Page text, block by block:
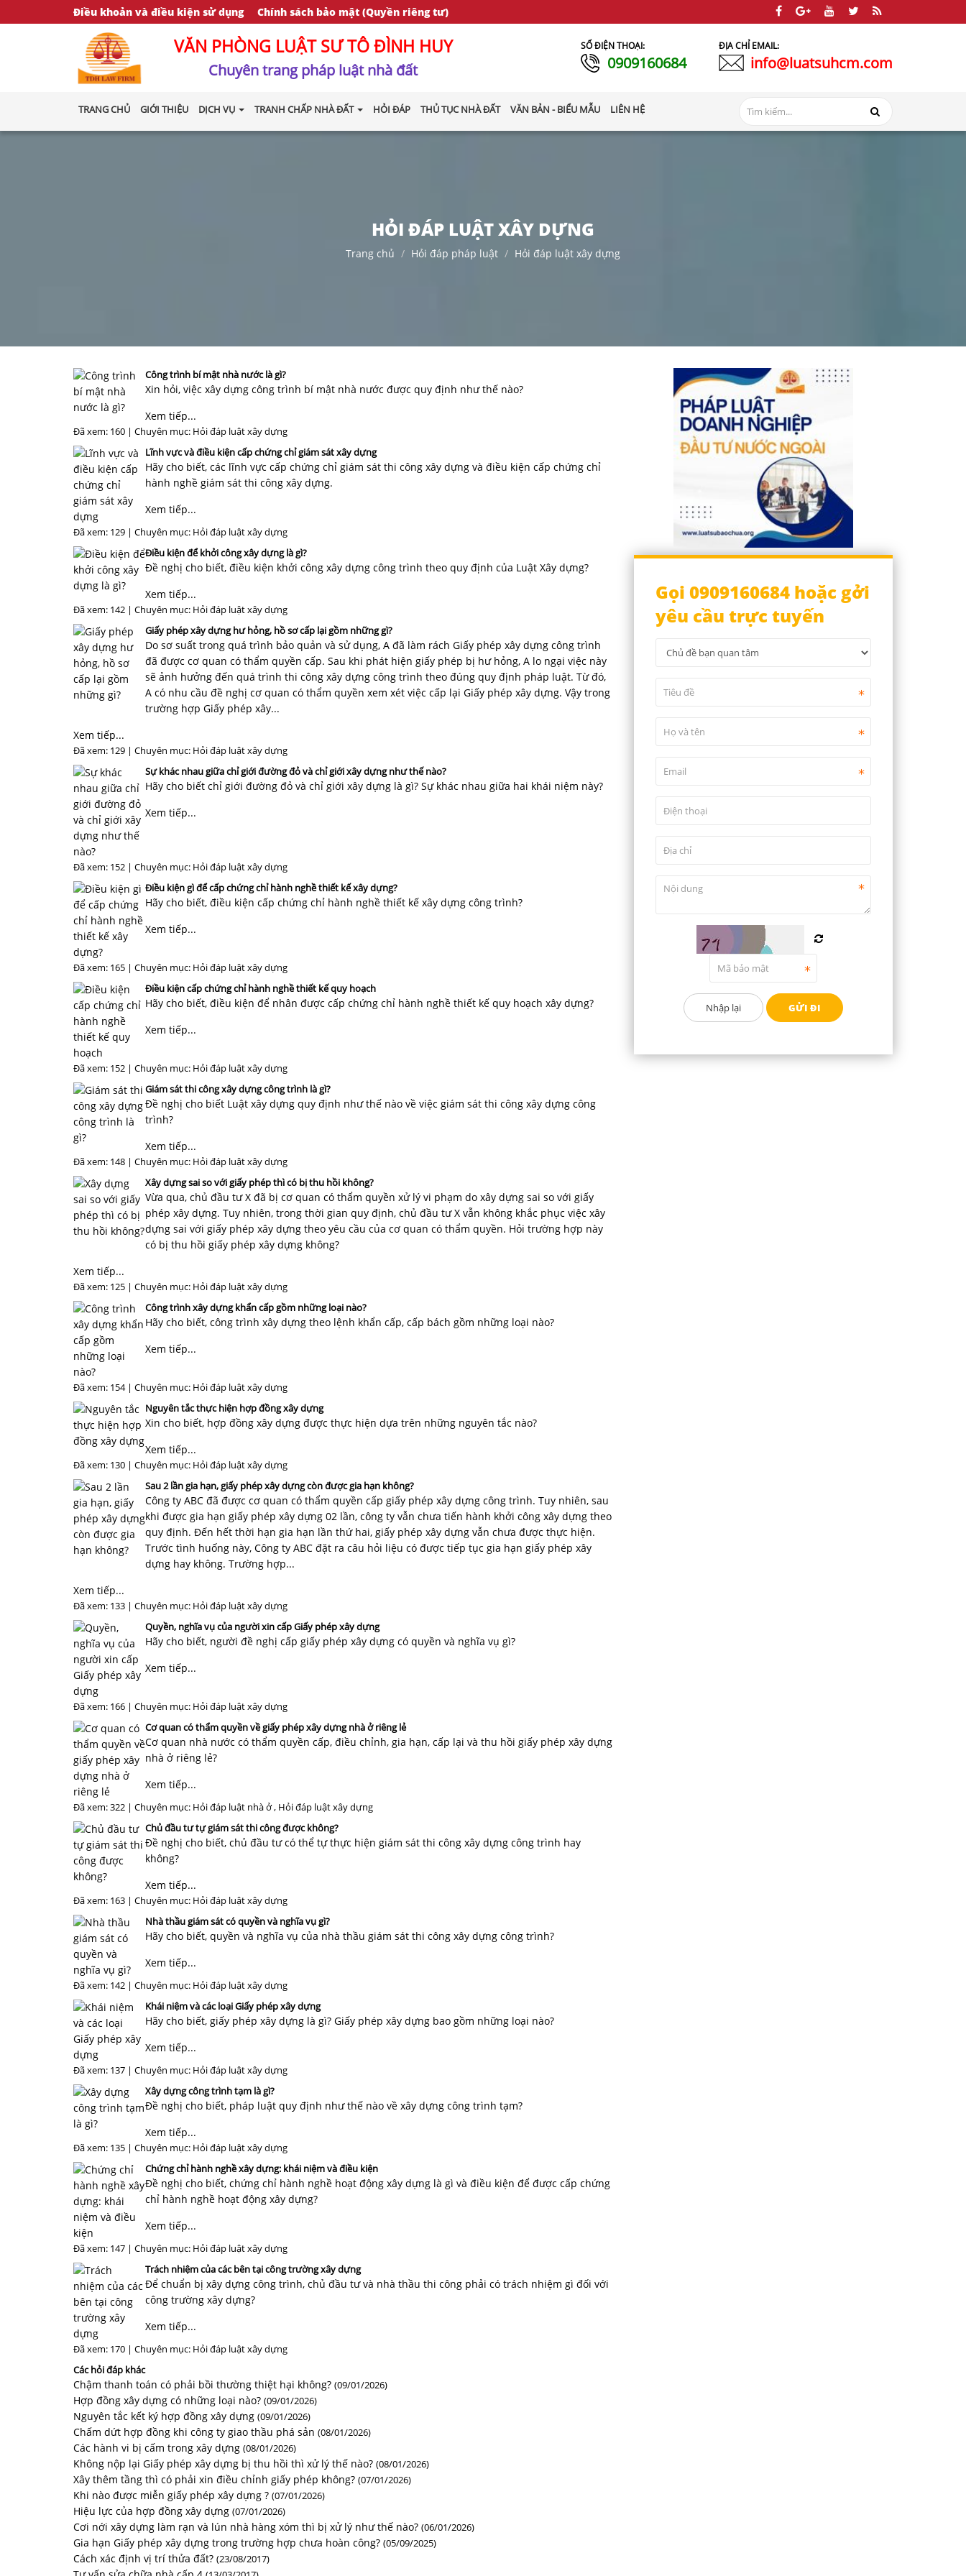
Điều khoản và điều kiện sử dụng Chính sách bảo mật (Quyền riêng tư)
VĂN PHÒNG LUẬT SƯ TÔ ĐÌNH HUY
Chuyên trang pháp luật nhà đất
SỐ ĐIỆN THOẠI:
0909160684
ĐỊA CHỈ EMAIL:
info@luatsuhcm.com
TRANG CHỦ GIỚI THIỆU DỊCH VỤ TRANH CHẤP NHÀ ĐẤT HỎI ĐÁP THỦ TỤC NHÀ ĐẤT VĂN BẢN - BIỂU MẪU LIÊN HỆ
HỎI ĐÁP LUẬT XÂY DỰNG
Trang chủ Hỏi đáp pháp luật Hỏi đáp luật xây dựng
Công trình bí mật nhà nước là gì?
Xin hỏi, việc xây dựng công trình bí mật nhà nước được quy định như thế nào?
Xem tiếp...
Đã xem: 160 | Chuyên mục: Hỏi đáp luật xây dựng
Lĩnh vực và điều kiện cấp chứng chỉ giám sát xây dựng
Hãy cho biết, các lĩnh vực cấp chứng chỉ giám sát thi công xây dựng và điều kiện cấp chứng chỉ
hành nghề giám sát thi công xây dựng.
Xem tiếp...
Đã xem: 129 | Chuyên mục: Hỏi đáp luật xây dựng
Điều kiện để khởi công xây dựng là gì?
Đề nghị cho biết, điều kiện khởi công xây dựng công trình theo quy định của Luật Xây dựng?
Xem tiếp...
Đã xem: 142 | Chuyên mục: Hỏi đáp luật xây dựng
Giấy phép xây dựng hư hỏng, hồ sơ cấp lại gồm những gì?
Do sơ suất trong quá trình bảo quản và sử dụng, A đã làm rách Giấy phép xây dựng công trình
đã được cơ quan có thẩm quyền cấp. Sau khi phát hiện giấy phép bị hư hỏng, A lo ngại việc này
sẽ ảnh hưởng đến quá trình thi công xây dựng công trình theo đúng quy định pháp luật. Từ đó,
A có nhu cầu đề nghị cơ quan có thẩm quyền xem xét việc cấp lại Giấy phép xây dựng. Vậy trong
trường hợp Giấy phép xây...
Xem tiếp...
Đã xem: 129 | Chuyên mục: Hỏi đáp luật xây dựng
Sự khác nhau giữa chỉ giới đường đỏ và chỉ giới xây dựng như thế nào?
Hãy cho biết chỉ giới đường đỏ và chỉ giới xây dựng là gì? Sự khác nhau giữa hai khái niệm này?
Xem tiếp...
Đã xem: 152 | Chuyên mục: Hỏi đáp luật xây dựng
Điều kiện gì để cấp chứng chỉ hành nghề thiết kế xây dựng?
Hãy cho biết, điều kiện cấp chứng chỉ hành nghề thiết kế xây dựng công trình?
Xem tiếp...
Đã xem: 165 | Chuyên mục: Hỏi đáp luật xây dựng
Điều kiện cấp chứng chỉ hành nghề thiết kế quy hoạch
Hãy cho biết, điều kiện để nhân được cấp chứng chỉ hành nghề thiết kế quy hoạch xây dựng?
Xem tiếp...
Đã xem: 152 | Chuyên mục: Hỏi đáp luật xây dựng
Giám sát thi công xây dựng công trình là gì?
Đề nghị cho biết Luật xây dựng quy định như thế nào về việc giám sát thi công xây dựng công
trình?
Xem tiếp...
Đã xem: 148 | Chuyên mục: Hỏi đáp luật xây dựng
Xây dựng sai so với giấy phép thì có bị thu hồi không?
Vừa qua, chủ đầu tư X đã bị cơ quan có thẩm quyền xử lý vi phạm do xây dựng sai so với giấy
phép xây dựng. Tuy nhiên, trong thời gian quy định, chủ đầu tư X vẫn không khắc phục việc xây
dựng sai với giấy phép xây dựng theo yêu cầu của cơ quan có thẩm quyền. Hỏi trường hợp này
có bị thu hồi giấy phép xây dựng không?
Xem tiếp...
Đã xem: 125 | Chuyên mục: Hỏi đáp luật xây dựng
Công trình xây dựng khẩn cấp gồm những loại nào?
Hãy cho biết, công trình xây dựng theo lệnh khẩn cấp, cấp bách gồm những loại nào?
Xem tiếp...
Đã xem: 154 | Chuyên mục: Hỏi đáp luật xây dựng
Nguyên tắc thực hiện hợp đồng xây dựng
Xin cho biết, hợp đồng xây dựng được thực hiện dựa trên những nguyên tắc nào?
Xem tiếp...
Đã xem: 130 | Chuyên mục: Hỏi đáp luật xây dựng
Sau 2 lần gia hạn, giấy phép xây dựng còn được gia hạn không?
Công ty ABC đã được cơ quan có thẩm quyền cấp giấy phép xây dựng công trình. Tuy nhiên, sau
khi được gia hạn giấy phép xây dựng 02 lần, công ty vẫn chưa tiến hành khởi công xây dựng theo
quy định. Đến hết thời hạn gia hạn lần thứ hai, giấy phép xây dựng vẫn chưa được thực hiện.
Trước tình huống này, Công ty ABC đặt ra câu hỏi liệu có được tiếp tục gia hạn giấy phép xây
dựng hay không. Trường hợp...
Xem tiếp...
Đã xem: 133 | Chuyên mục: Hỏi đáp luật xây dựng
Quyền, nghĩa vụ của người xin cấp Giấy phép xây dựng
Hãy cho biết, người đề nghị cấp giấy phép xây dựng có quyền và nghĩa vụ gì?
Xem tiếp...
Đã xem: 166 | Chuyên mục: Hỏi đáp luật xây dựng
Cơ quan có thẩm quyền về giấy phép xây dựng nhà ở riêng lẻ
Cơ quan nhà nước có thẩm quyền cấp, điều chỉnh, gia hạn, cấp lại và thu hồi giấy phép xây dựng
nhà ở riêng lẻ?
Xem tiếp...
Đã xem: 322 | Chuyên mục: Hỏi đáp luật nhà ở, Hỏi đáp luật xây dựng
Chủ đầu tư tự giám sát thi công được không?
Đề nghị cho biết, chủ đầu tư có thể tự thực hiện giám sát thi công xây dựng công trình hay
không?
Xem tiếp...
Đã xem: 163 | Chuyên mục: Hỏi đáp luật xây dựng
Nhà thầu giám sát có quyền và nghĩa vụ gì?
Hãy cho biết, quyền và nghĩa vụ của nhà thầu giám sát thi công xây dựng công trình?
Xem tiếp...
Đã xem: 142 | Chuyên mục: Hỏi đáp luật xây dựng
Khái niệm và các loại Giấy phép xây dựng
Hãy cho biết, giấy phép xây dựng là gì? Giấy phép xây dựng bao gồm những loại nào?
Xem tiếp...
Đã xem: 137 | Chuyên mục: Hỏi đáp luật xây dựng
Xây dựng công trình tạm là gì?
Đề nghị cho biết, pháp luật quy định như thế nào về xây dựng công trình tạm?
Xem tiếp...
Đã xem: 135 | Chuyên mục: Hỏi đáp luật xây dựng
Chứng chỉ hành nghề xây dựng: khái niệm và điều kiện
Đề nghị cho biết, chứng chỉ hành nghề hoạt động xây dựng là gì và điều kiện để được cấp chứng
chỉ hành nghề hoạt động xây dựng?
Xem tiếp...
Đã xem: 147 | Chuyên mục: Hỏi đáp luật xây dựng
Trách nhiệm của các bên tại công trường xây dựng
Để chuẩn bị xây dựng công trình, chủ đầu tư và nhà thầu thi công phải có trách nhiệm gì đối với
công trường xây dựng?
Xem tiếp...
Đã xem: 170 | Chuyên mục: Hỏi đáp luật xây dựng
Các hỏi đáp khác
Chậm thanh toán có phải bồi thường thiệt hại không? (09/01/2026)
Hợp đồng xây dựng có những loại nào? (09/01/2026)
Nguyên tắc kết ký hợp đồng xây dựng (09/01/2026)
Chấm dứt hợp đồng khi công ty giao thầu phá sản (08/01/2026)
Các hành vi bị cấm trong xây dựng (08/01/2026)
Không nộp lại Giấy phép xây dựng bị thu hồi thì xử lý thế nào? (08/01/2026)
Xây thêm tầng thì có phải xin điều chỉnh giấy phép không? (07/01/2026)
Khi nào được miễn giấy phép xây dựng ? (07/01/2026)
Hiệu lực của hợp đồng xây dựng (07/01/2026)
Cơi nới xây dựng làm rạn và lún nhà hàng xóm thì bị xử lý như thế nào? (06/01/2026)
Gia hạn Giấy phép xây dựng trong trường hợp chưa hoàn công? (05/09/2025)
Cách xác định vị trí thửa đất? (23/08/2017)
Gọi 0909160684 hoặc gởi
yêu cầu trực tuyến